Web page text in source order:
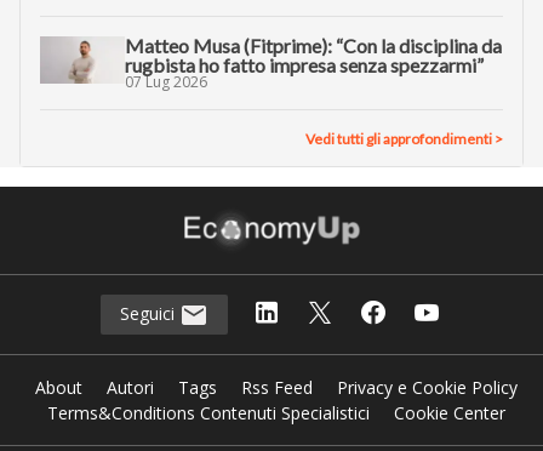
Matteo Musa (Fitprime): “Con la disciplina da
rugbista ho fatto impresa senza spezzarmi”
07 Lug 2026
Vedi tutti gli approfondimenti >
Seguici
About Autori Tags Rss Feed
Privacy e Cookie Policy
Terms&Conditions Contenuti Specialistici
Cookie Center